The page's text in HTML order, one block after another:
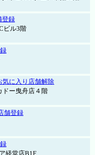
登録
ビル3階
気に入り店舗解除
ドー曳舟店４階
舗登録
経堂店B1F